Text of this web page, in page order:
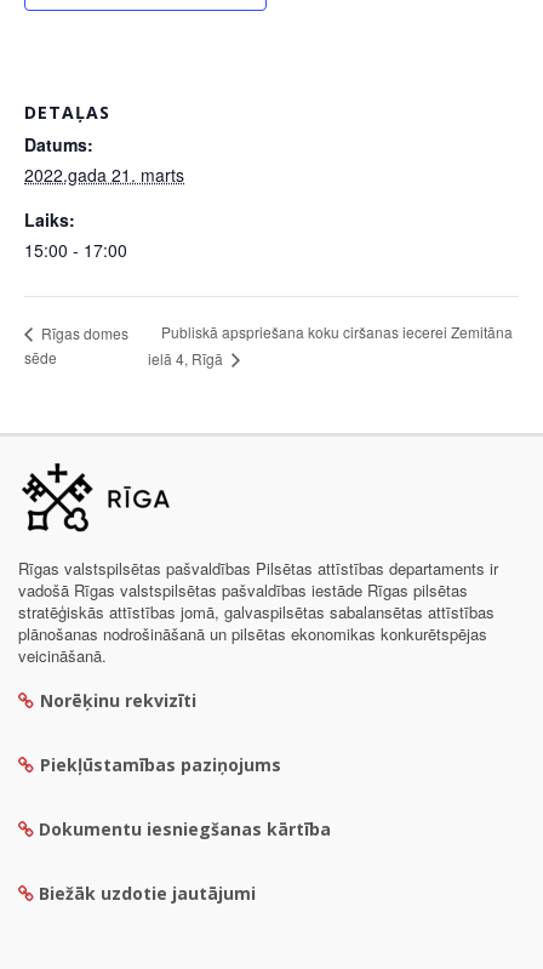
DETAĻAS
Datums:
2022.gada 21. marts
Laiks:
15:00 - 17:00
Rīgas domes
sēde
Publiskā apspriešana koku ciršanas iecerei Zemitāna
ielā 4, Rīgā
Rīgas valstspilsētas pašvaldības Pilsētas attīstības departaments ir
vadošā Rīgas valstspilsētas pašvaldības iestāde Rīgas pilsētas
stratēģiskās attīstības jomā, galvaspilsētas sabalansētas attīstības
plānošanas nodrošināšanā un pilsētas ekonomikas konkurētspējas
veicināšanā.
Norēķinu rekvizīti
Piekļūstamības paziņojums
Dokumentu iesniegšanas kārtība
Biežāk uzdotie jautājumi